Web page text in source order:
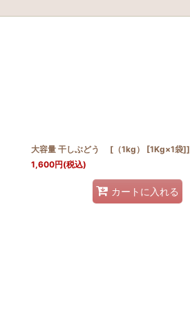
大容量 干しぶどう [（1kg） [1Kg×1袋]]
1,600円(税込)
カートに入れる